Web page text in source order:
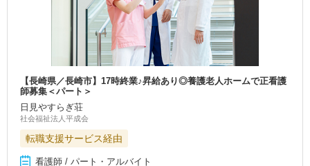
【長崎県／長崎市】17時終業♪昇給あり◎養護老人ホームで正看護
師募集＜パート＞
日見やすらぎ荘
社会福祉法人平成会
転職支援サービス経由
看護師 / パート・アルバイト